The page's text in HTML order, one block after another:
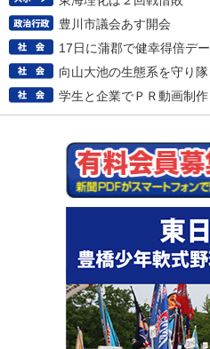
豊川市議会あす開会
17日に蒲郡で健幸得倍デー
向山大池の生態系を守り隊
学生と企業でＰＲ動画制作